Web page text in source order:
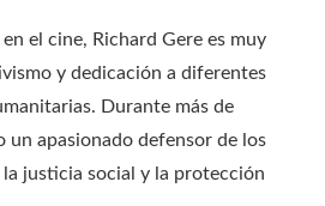
el cine, Richard Gere es muy
y dedicación a diferentes
Durante más de
un apasionado defensor de los
justicia social y la protección